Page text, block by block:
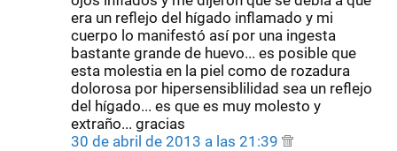
era un reflejo del hígado inflamado y mi
cuerpo lo manifestó así por una ingesta
bastante grande de huevo... es posible que
esta molestia en la piel como de rozadura
dolorosa por hipersensiblilidad sea un reflejo
del hígado... es que es muy molesto y
extraño... gracias
30 de abril de 2013 a las 21:39